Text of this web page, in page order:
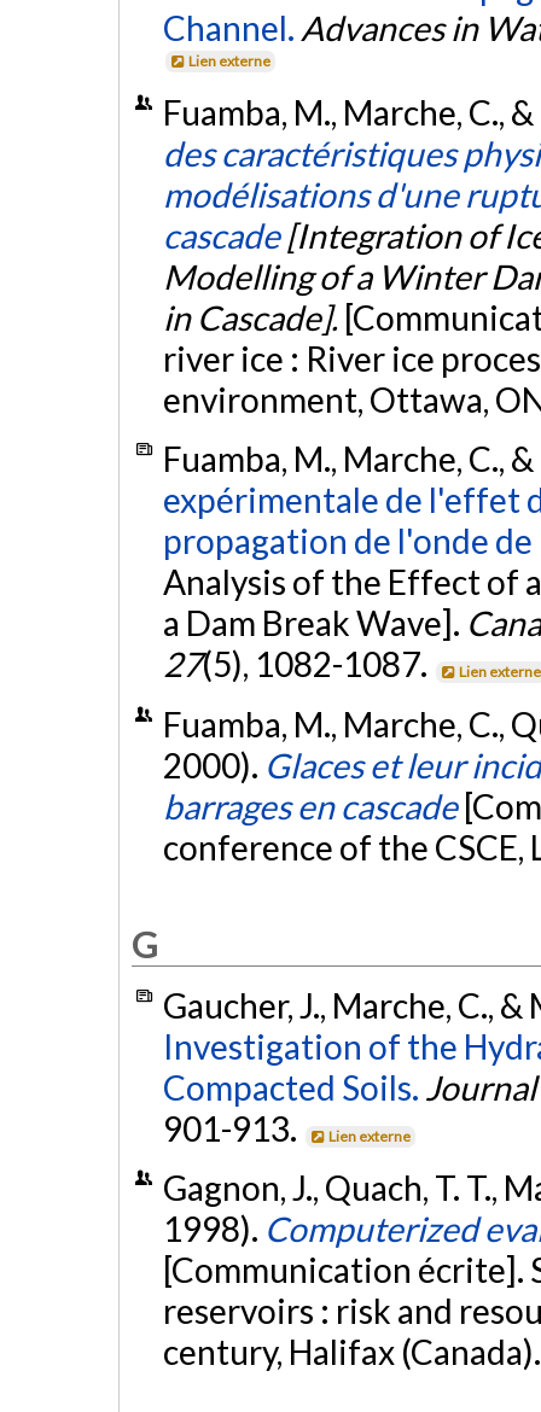
Channel. Advances in
Lien externe
Fuamba, M., Marche, C.,
des caractéristiques
modélisations d'une
cascade[Integration of
Modelling of a Winter
in Cascade].
river ice : River ice
environment, Ottawa,
Fuamba, M., Marche, C.,
expérimentale de l'effet
propagation de l'onde
Analysis of the Effect of
a Dam Break Wave].
27(5), 1082-1087. Lien externe
Fuamba, M., Marche, C.,
2000). Glaces et leur
barrages en cascade
conference of the
G
Gaucher, J., Marche, C.,
Investigation of the
Compacted Soils.
901-913.
Lien externe
Gagnon, J., Quach, T. T.,
1998). Computerized
[Communication écrite].
reservoirs : risk and
century, Halifax